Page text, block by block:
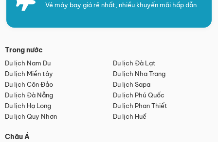
Vé máy bay giá rẻ nhất, nhiều khuyến mãi hấp dẫn
Trong nước
Du lịch Nam Du
Du lịch Đà Lạt
Du lịch Miền tây
Du lịch Nha Trang
Du lịch Côn Đảo
Du lịch Sapa
Du lịch Đà Nẵng
Du lịch Phú Quốc
Du lịch Hạ Long
Du lịch Phan Thiết
Du lịch Quy Nhơn
Du lịch Huế
Châu Á